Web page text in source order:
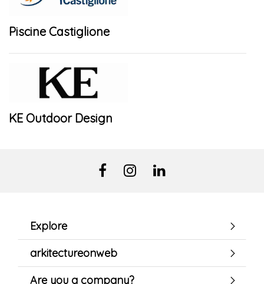
Piscine Castiglione
KE Outdoor Design
Explore
arkitectureonweb
Are you a company?